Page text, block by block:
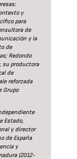
y
para
de
y la
de
Redondo
su productora
de
reforzada
Grupo
Estado,
y director
de España
y
(2012-